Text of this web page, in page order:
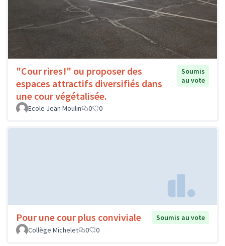
"Cour rires!" ou proposer des
espaces attractifs diversifiés dans
une cour végétalisée.
Soumis
au vote
Ecole Jean Moulin 0 0
Pour une cour plus conviviale
Soumis au vote
Collège Michelet
0 0